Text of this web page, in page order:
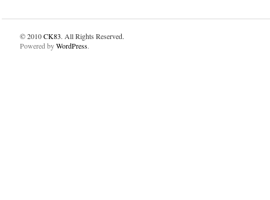
© 2010CK83. All Rights Reserved.
Powered byWordPress.